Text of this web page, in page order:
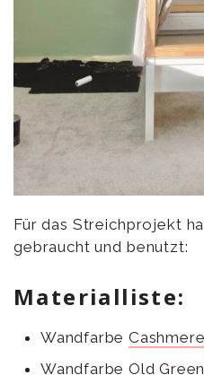
Für das Streichprojekt
gebraucht und benutzt:
Materialliste:
WandfarbeCashmere
WandfarbeOld Green